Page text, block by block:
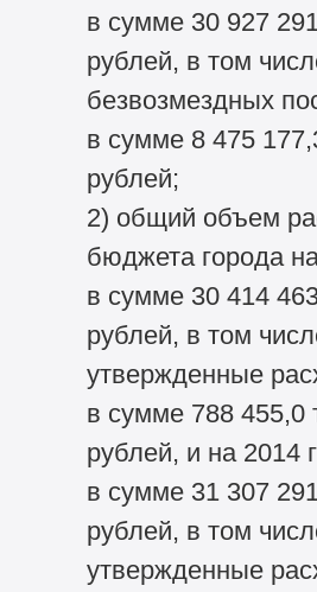
в сумме 30 927
рублей, в том
безвозмездных
в сумме 8 475
рублей;
2) общий объем
бюджета города
в сумме 30 414
рублей, в том
утвержденные
в сумме 788 455,0
рублей, и на 2014
в сумме 31 307
рублей, в том
утвержденные